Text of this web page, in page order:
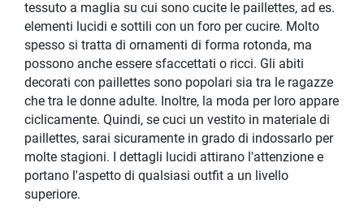
tessuto a maglia su cui sono cucite le paillettes, ad es.
elementi lucidi e sottili con un foro per cucire. Molto
spesso si tratta di ornamenti di forma rotonda, ma
possono anche essere sfaccettati o ricci. Gli abiti
decorati con paillettes sono popolari sia tra le ragazze
che tra le donne adulte. Inoltre, la moda per loro appare
ciclicamente. Quindi, se cuci un vestito in materiale di
paillettes, sarai sicuramente in grado di indossarlo per
molte stagioni. I dettagli lucidi attirano l'attenzione e
portano l'aspetto di qualsiasi outfit a un livello
superiore.